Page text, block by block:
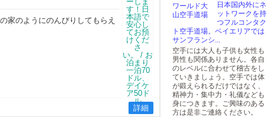
家のようにのんびりしてもらえ
詳細
日本国内外にネ
ットワークを持
つフルコンタク
ト空手道場。ベイエリアでは
サンフランシ...
空手には大人も子供も女性も
男性も関係ありません。各自
のレベルに合わせて稽古をし
ていきましょう。空手では体
が鍛えられるだけではなく、
精神力・集中力・礼儀なども
身につきます。ご興味のある
方は是非ご連絡ください。